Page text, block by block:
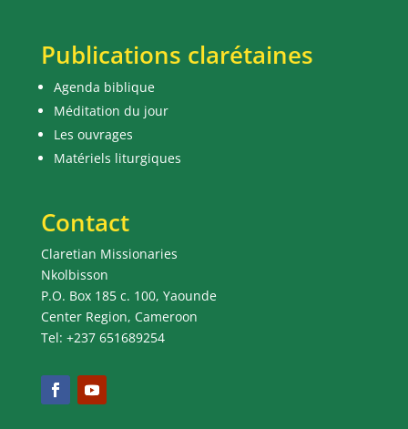
Publications clarétaines
Agenda biblique
Méditation du jour
Les ouvrages
Matériels liturgiques
Contact
Claretian Missionaries
Nkolbisson
P.O. Box 185 c. 100, Yaounde
Center Region, Cameroon
Tel: +237 651689254